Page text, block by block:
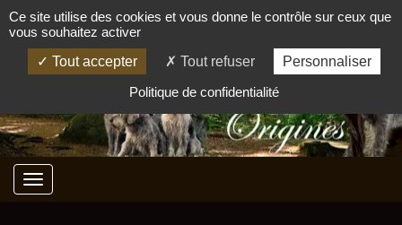
Ce site utilise des cookies et vous donne le contrôle sur ceux que
vous souhaitez activer
Tout accepter
Tout refuser
Personnaliser
Politique de confidentialité